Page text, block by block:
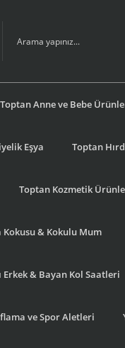
Toptan Anne ve Bebe
Eşya Toptan
Toptan Kozmetik
Kokusu & Kokulu Mum
Erkek & Bayan Kol Saatleri
ve Spor Aletleri